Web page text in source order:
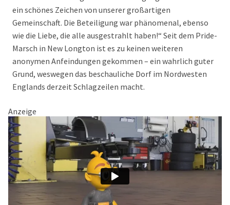
ein schönes Zeichen von unserer großartigen
Gemeinschaft. Die Beteiligung war phänomenal, ebenso
wie die Liebe, die alle ausgestrahlt haben!“ Seit dem Pride-
Marsch in New Longton ist es zu keinen weiteren
anonymen Anfeindungen gekommen – ein wahrlich guter
Grund, weswegen das beschauliche Dorf im Nordwesten
Englands derzeit Schlagzeilen macht.
Anzeige